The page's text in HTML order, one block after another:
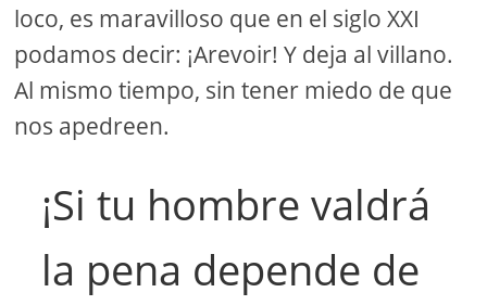
loco, es maravilloso que en el siglo XXI
podamos decir: ¡Arevoir! Y deja al villano.
Al mismo tiempo, sin tener miedo de que
nos apedreen.
¡Si tu hombre valdrá
la pena depende de